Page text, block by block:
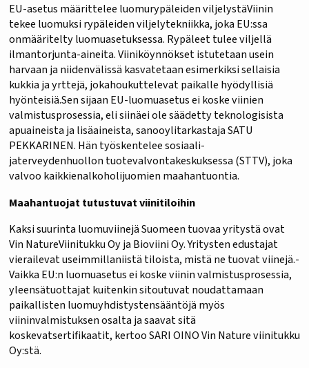
EU-asetus määrittelee luomurypäleiden viljelystäViinin
tekee luomuksi rypäleiden viljelytekniikka, joka EU:ssa
onmääritelty luomuasetuksessa. Rypäleet tulee viljellä
ilmantorjunta-aineita. Viiniköynnökset istutetaan usein
harvaan ja niidenvälissä kasvatetaan esimerkiksi sellaisia
kukkia ja yrttejä, jokahoukuttelevat paikalle hyödyllisiä
hyönteisiä.Sen sijaan EU-luomuasetus ei koske viinien
valmistusprosessia, eli siinäei ole säädetty teknologisista
apuaineista ja lisäaineista, sanooylitarkastaja SATU
PEKKARINEN. Hän työskentelee sosiaali-
jaterveydenhuollon tuotevalvontakeskuksessa (STTV), joka
valvoo kaikkienalkoholijuomien maahantuontia.
Maahantuojat tutustuvat viinitiloihin
Kaksi suurinta luomuviinejä Suomeen tuovaa yritystä ovat
Vin NatureViinitukku Oy ja Bioviini Oy. Yritysten edustajat
vierailevat useimmillaniistä tiloista, mistä ne tuovat viinejä.-
Vaikka EU:n luomuasetus ei koske viinin valmistusprosessia,
yleensätuottajat kuitenkin sitoutuvat noudattamaan
paikallisten luomuyhdistystensääntöjä myös
viininvalmistuksen osalta ja saavat sitä
koskevatsertifikaatit, kertoo SARI OINO Vin Nature viinitukku
Oy:stä.